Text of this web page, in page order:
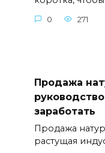
0 271
Продажа
заработать
Продажа
растущая